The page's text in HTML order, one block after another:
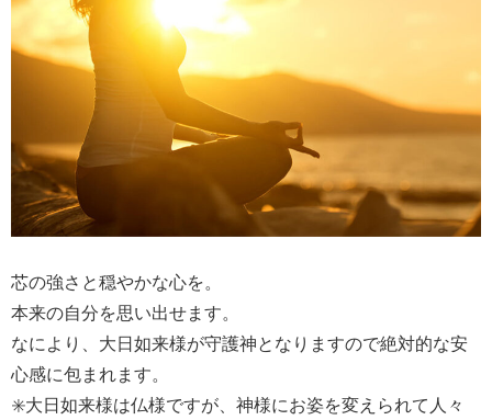
芯の強さと穏やかな心を。
本来の自分を思い出せます。
なにより、大日如来様が守護神となりますので絶対的な安
心感に包まれます。
✳️大日如来様は仏様ですが、神様にお姿を変えられて人々